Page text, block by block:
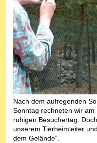
Nach dem aufregenden
Sonntag rechneten wir
ruhigen Besuchertag.
unserem Tierheimleiter
dem Gelände".